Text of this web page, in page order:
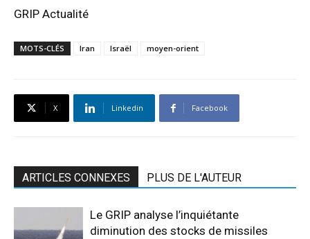
GRIP Actualité
MOTS-CLÉS Iran Israël moyen-orient
X Linkedin Facebook
ARTICLES CONNEXES PLUS DE L'AUTEUR
Le GRIP analyse l’inquiétante
diminution des stocks de missiles